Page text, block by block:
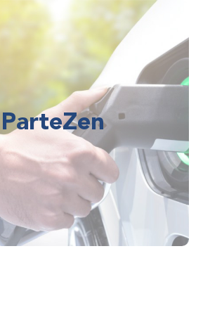
ParteZen
ParteZen
empreinte carbone tout en
réduisant ses coûts.
intelligente et connectée pour les
passer du thermique à
l’électrique